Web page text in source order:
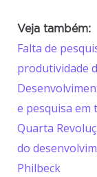
Veja também:
Falta de
produtividade
e pesquisa em
Quarta
do
Philbeck